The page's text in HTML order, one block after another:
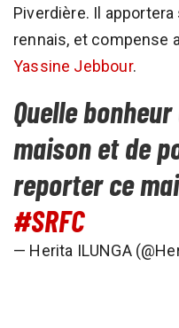
Piverdière. Il
rennais, et compense
Yassine Jebbour.
Quelle
maison et de
reporter ce
#SRFC
— Herita ILUNGA